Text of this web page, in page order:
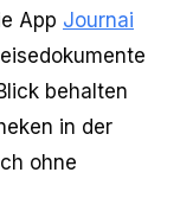
App Journai
behalten
in der
ohne